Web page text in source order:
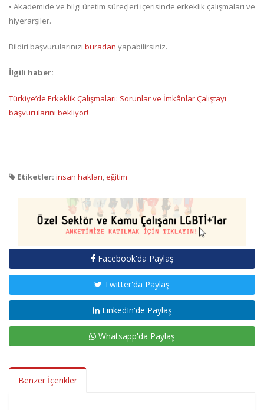
• Akademide ve bilgi üretim süreçleri içerisinde erkeklik çalışmaları ve
hiyerarşiler.
Bildiri başvurularınızı buradan yapabilirsiniz.
İlgili haber:
Türkiye’de Erkeklik Çalışmaları: Sorunlar ve İmkânlar Çalıştayı
başvurularını bekliyor!
Etiketler: insan hakları,eğitim
Facebook'da Paylaş
Twitter'da Paylaş
LinkedIn'de Paylaş
Whatsapp'da Paylaş
Benzer İçerikler